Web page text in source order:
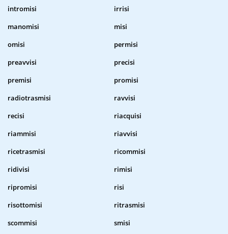
intromisi
irrisi
manomisi
misi
omisi
permisi
preavvisi
precisi
premisi
promisi
radiotrasmisi
ravvisi
recisi
riacquisi
riammisi
riavvisi
ricetrasmisi
ricommisi
ridivisi
rimisi
ripromisi
risi
risottomisi
ritrasmisi
scommisi
smisi